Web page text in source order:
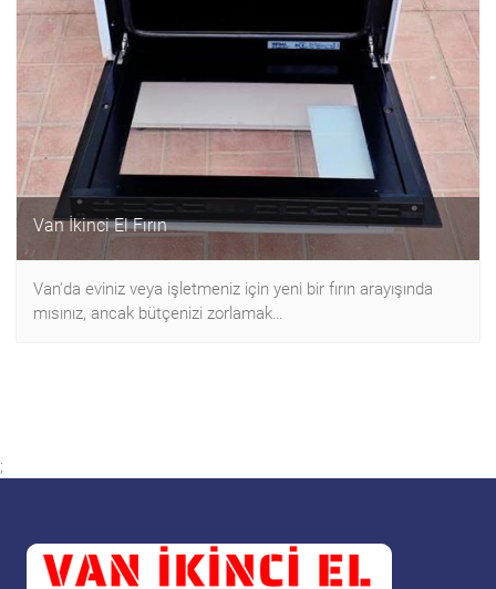
Van İkinci El Fırın
Van'da eviniz veya işletmeniz için yeni bir fırın arayışında
mısınız, ancak bütçenizi zorlamak…
;